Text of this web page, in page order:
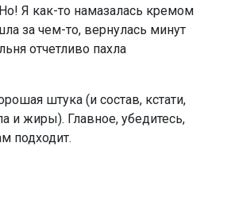
Я как-то намазалась кремом
за чем-то, вернулась минут
отчетливо пахла
штука (и состав, кстати,
и жиры). Главное, убедитесь,
подходит.